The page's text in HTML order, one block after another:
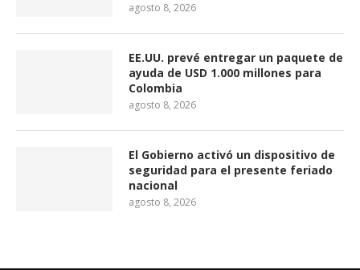
agosto 8, 2026
EE.UU. prevé entregar un paquete de
ayuda de USD 1.000 millones para
Colombia
agosto 8, 2026
El Gobierno activó un dispositivo de
seguridad para el presente feriado
nacional
agosto 8, 2026